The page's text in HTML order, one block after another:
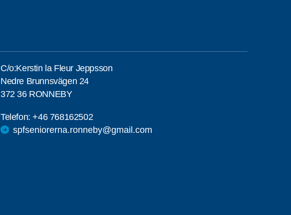
C/o:Kerstin la Fleur Jeppsson
Nedre Brunnsvägen 24
372 36 RONNEBY
Telefon:+46 768162502
spfseniorerna.ronneby@gmail.com